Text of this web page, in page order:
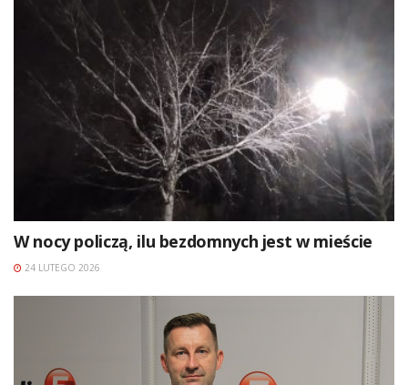
W nocy policzą, ilu bezdomnych jest w mieście
24 LUTEGO 2026